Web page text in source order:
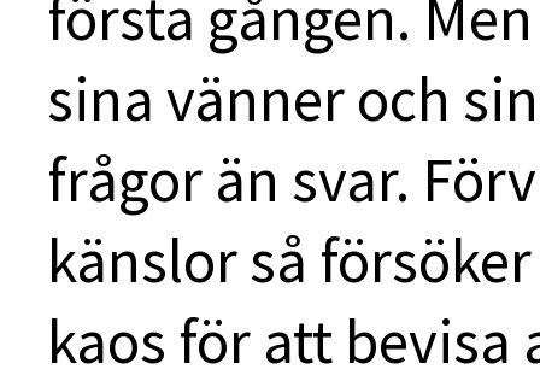
första gången.
sina vänner och
frågor än svar.
känslor så
kaos för att bevisa